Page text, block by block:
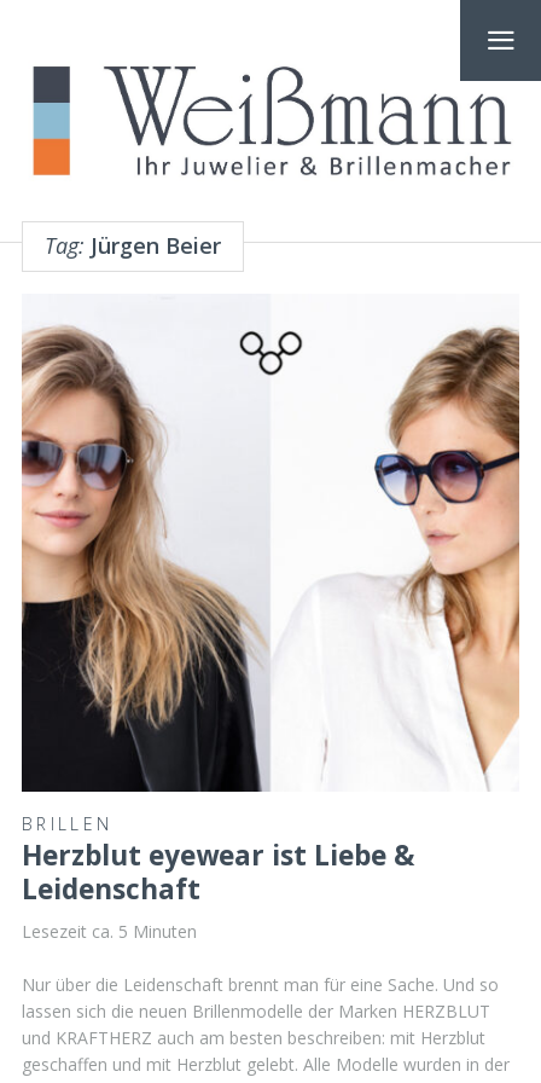
Tag: Jürgen Beier
BRILLEN
Herzblut eyewear ist Liebe &
Leidenschaft
Lesezeit ca. 5 Minuten
Nur über die Leidenschaft brennt man für eine Sache. Und so
lassen sich die neuen Brillenmodelle der Marken HERZBLUT
und KRAFTHERZ auch am besten beschreiben: mit Herzblut
geschaffen und mit Herzblut gelebt. Alle Modelle wurden in der